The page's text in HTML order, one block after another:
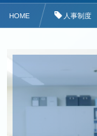
HOME 人事制度